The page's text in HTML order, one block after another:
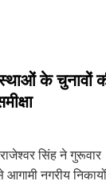
के चुनावों
सिंह ने गुरूवार
नगरीय निकायों